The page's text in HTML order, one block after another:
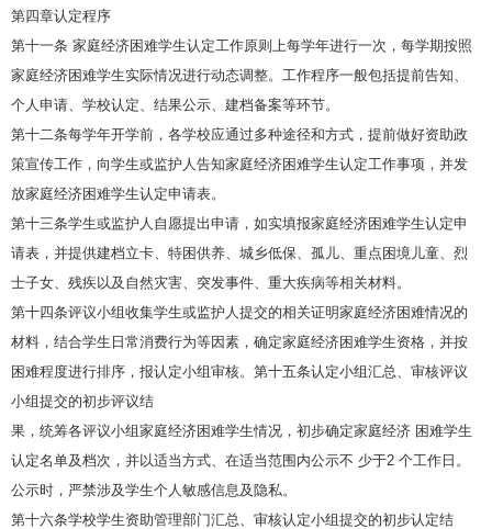
第四章认定程序
第十一条 家庭经济困难学生认定工作原则上每学年进行一次，每学期按照
家庭经济困难学生实际情况进行动态调整。工作程序一般包括提前告知、
个人申请、学校认定、结果公示、建档备案等环节。
第十二条每学年开学前，各学校应通过多种途径和方式，提前做好资助政
策宣传工作，向学生或监护人告知家庭经济困难学生认定工作事项，并发
放家庭经济困难学生认定申请表。
第十三条学生或监护人自愿提出申请，如实填报家庭经济困难学生认定申
请表，并提供建档立卡、特困供养、城乡低保、孤儿、重点困境儿童、烈
士子女、残疾以及自然灾害、突发事件、重大疾病等相关材料。
第十四条评议小组收集学生或监护人提交的相关证明家庭经济困难情况的
材料，结合学生日常消费行为等因素，确定家庭经济困难学生资格，并按
困难程度进行排序，报认定小组审核。第十五条认定小组汇总、审核评议
小组提交的初步评议结
果，统筹各评议小组家庭经济困难学生情况，初步确定家庭经济 困难学生
认定名单及档次，并以适当方式、在适当范围内公示不 少于2 个工作日。
公示时，严禁涉及学生个人敏感信息及隐私。
第十六条学校学生资助管理部门汇总、审核认定小组提交的初步认定结